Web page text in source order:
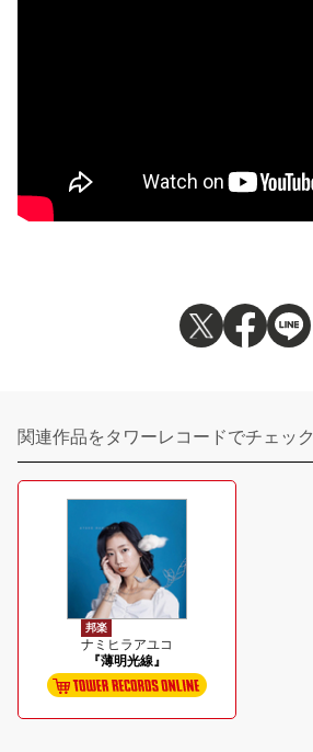
関連作品をタワーレコードでチェック
邦楽
ナミヒラアユコ
『薄明光線』